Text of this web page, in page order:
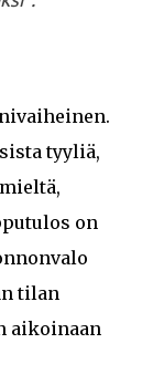
tyyliä,
on
tilan
aikoinaan